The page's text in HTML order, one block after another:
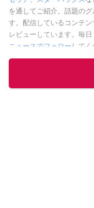
を通してご紹介。話題の
す。配信しているコンテ
レビューしています。毎
ニュースでフォロー してく